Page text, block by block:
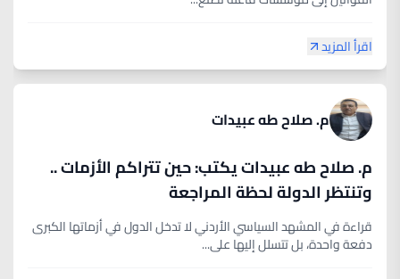
اقرأ المزيد
م. صلاح طه عبيدات
م. صلاح طه عبيدات يكتب: حين تتراكم الأزمات ..
وتنتظر الدولة لحظة المراجعة
قراءة في المشهد السياسي الأردني لا تدخل الدول في أزماتها الكبرى
دفعة واحدة، بل تتسلل إليها على...